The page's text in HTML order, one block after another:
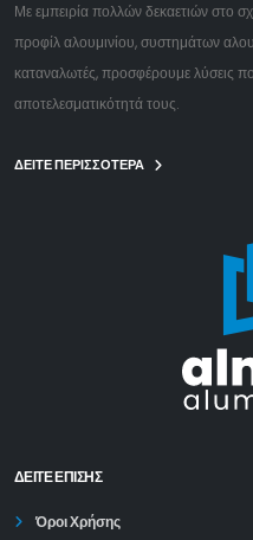
Με εμπειρία πολλών δεκαετιών στο
προφίλ αλουμινίου, συστημάτων
καταναλωτές, προσφέρουμε λύσεις
αποτελεσματικότητά τους.
ΔΕΙΤΕ ΠΕΡΙΣΣΟΤΕΡΑ
ΔΕΊΤΕ ΕΠΙΣΗΣ
Όροι Χρήσης